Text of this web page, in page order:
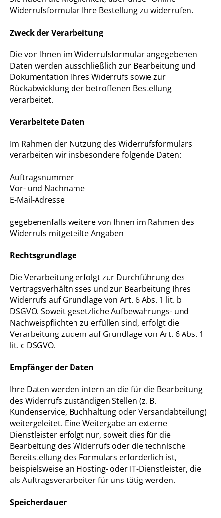
Widerrufsformular Ihre Bestellung zu widerrufen.
Zweck der Verarbeitung
Die von Ihnen im Widerrufsformular angegebenen
Daten werden ausschließlich zur Bearbeitung und
Dokumentation Ihres Widerrufs sowie zur
Rückabwicklung der betroffenen Bestellung
verarbeitet.
Verarbeitete Daten
Im Rahmen der Nutzung des Widerrufsformulars
verarbeiten wir insbesondere folgende Daten:
Auftragsnummer
Vor- und Nachname
E-Mail-Adresse
gegebenenfalls weitere von Ihnen im Rahmen des
Widerrufs mitgeteilte Angaben
Rechtsgrundlage
Die Verarbeitung erfolgt zur Durchführung des
Vertragsverhältnisses und zur Bearbeitung Ihres
Widerrufs auf Grundlage von Art. 6 Abs. 1 lit. b
DSGVO. Soweit gesetzliche Aufbewahrungs- und
Nachweispflichten zu erfüllen sind, erfolgt die
Verarbeitung zudem auf Grundlage von Art. 6 Abs. 1
lit. c DSGVO.
Empfänger der Daten
Ihre Daten werden intern an die für die Bearbeitung
des Widerrufs zuständigen Stellen (z. B.
Kundenservice, Buchhaltung oder Versandabteilung)
weitergeleitet. Eine Weitergabe an externe
Dienstleister erfolgt nur, soweit dies für die
Bearbeitung des Widerrufs oder die technische
Bereitstellung des Formulars erforderlich ist,
beispielsweise an Hosting- oder IT-Dienstleister, die
als Auftragsverarbeiter für uns tätig werden.
Speicherdauer